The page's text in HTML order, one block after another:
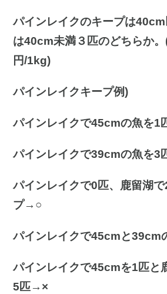
パインレイクのキープは40cm
は40cm未満３匹のどちらか
円/1kg)
パインレイクキープ例)
パインレイクで45cmの魚を1
パインレイクで39cmの魚を3
パインレイクで0匹、鹿留湖
プ→○
パインレイクで45cmと39cm
パインレイクで45cmを1匹と
5匹→×